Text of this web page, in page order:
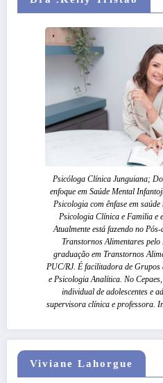
Psicóloga Clínica Junguiana;
enfoque em Saúde Mental
Psicologia com ênfase em
Psicologia Clínica e Familia e
Atualmente está fazendo no
Transtornos Alimentares pelo
graduação em Transtornos
PUC/RJ. É facilitadora de Grupos
e Psicologia Analítica. No
individual de adolescentes e
supervisora clínica e professora.
Viviane Lahorgue